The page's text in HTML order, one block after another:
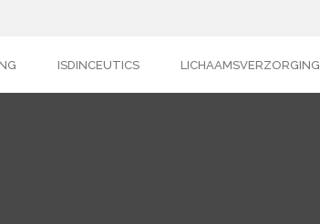
ISDINCEUTICS LICHAAMSVERZORGING